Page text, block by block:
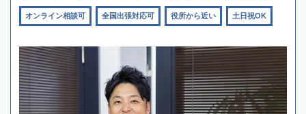
オンライン相談可 全国出張対応可 役所から近い 土日祝OK